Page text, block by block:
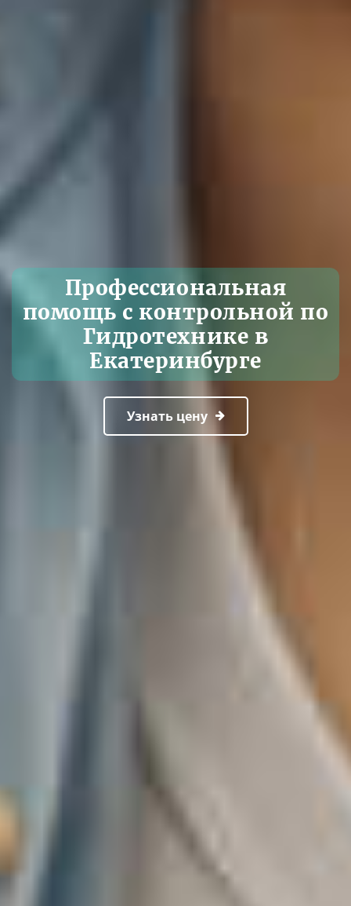
Профессиональная
помощь с контрольной по
Гидротехнике в
Екатеринбурге
Узнать цену